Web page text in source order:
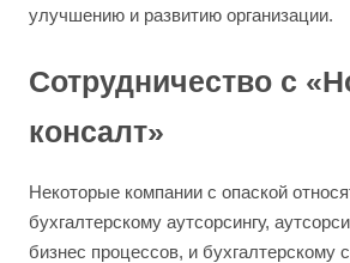
улучшению и развитию организации.
Сотрудничество с
консалт»
Некоторые компании с опаской
бухгалтерскому аутсорсингу,
бизнес процессов, и бухгалтерскому